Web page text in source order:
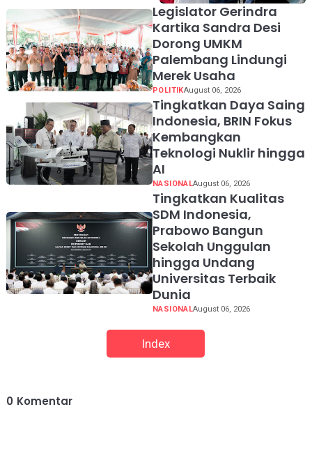
Legislator Gerindra
Kartika Sandra Desi
Dorong UMKM
Palembang Lindungi
Merek Usaha
POLITIKAugust 06, 2026
Tingkatkan Daya Saing
Indonesia, BRIN Fokus
Kembangkan
Teknologi Nuklir hingga
AI
NASIONALAugust 06, 2026
Tingkatkan Kualitas
SDM Indonesia,
Prabowo Bangun
Sekolah Unggulan
hingga Undang
Universitas Terbaik
Dunia
NASIONALAugust 06, 2026
Index
0 Komentar